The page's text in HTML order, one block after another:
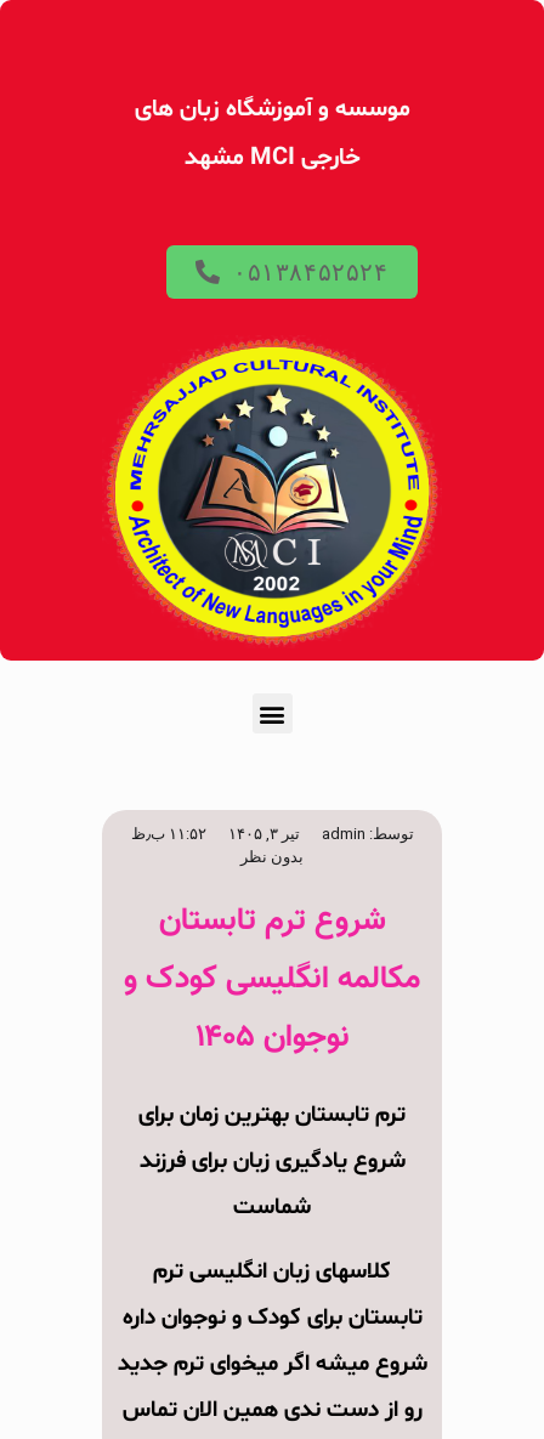
موسسه و آموزشگاه زبان های
خارجی MCI مشهد
۰۵۱۳۸۴۵۲۵۲۴
توسط: تیر ۳, ۱۴۰۵
۱۱:۵۲ ب٫ظ
بدون نظر
شروع ترم تابستان
مکالمه انگلیسی کودک و
نوجوان ۱۴۰۵
ترم تابستان بهترین زمان برای
شروعیادگیری زبانبرای فرزند
شماست
کلاسهای زبان انگلیسی ترم
تابستانبرای کودک و نوجوانداره
شروع میشه اگر میخوای ترم جدید
رو از دست ندی همین الان تماس